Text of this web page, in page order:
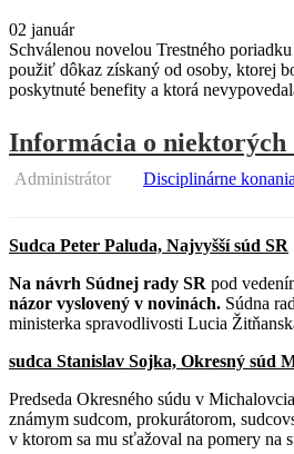
02 január
Schválenou novelou Trestného
použiť dôkaz získaný od osoby, ktorej
poskytnuté benefity a ktorá
Informácia o niektorých
Administrátor Disciplinárne konania
Sudca Peter Paluda, Najvyšší súd SR
Na návrh Súdnej rady SR pod
názor vyslovený v novinách. Súdna
ministerka spravodlivosti Lucia
sudca Stanislav Sojka, Okresný súd
Predseda Okresného súdu v
známym sudcom, prokurátorom,
v ktorom sa mu sťažoval na pomery na